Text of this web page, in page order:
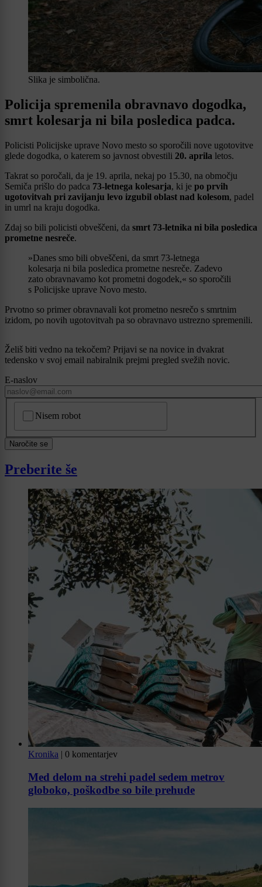
Slika je simbolična.
Policija spremenila obravnavo dogodka,
smrt kolesarja ni bila posledica padca.
Policisti Policijske uprave Novo mesto so sporočili nove ugotovitve
glede dogodka, o katerem so javnost obvestili 20. aprila letos.
Takrat so poročali, da je 19. aprila, nekaj po 15.30, na območju
Semiča prišlo do padca 73-letnega kolesarja, ki je po prvih
ugotovitvah pri zavijanju levo izgubil oblast nad kolesom, padel
in umrl na kraju dogodka.
Zdaj so bili policisti obveščeni, da smrt 73-letnika ni bila posledica
prometne nesreče.
»Danes smo bili obveščeni, da smrt 73-letnega
kolesarja ni bila posledica prometne nesreče. Zadevo
zato obravnavamo kot prometni dogodek,« so sporočili
s Policijske uprave Novo mesto.
Prvotno so primer obravnavali kot prometno nesrečo s smrtnim
izidom, po novih ugotovitvah pa so obravnavo ustrezno spremenili.
Želiš biti vedno na tekočem? Prijavi se na novice in dvakrat
tedensko v svoj email nabiralnik prejmi pregled svežih novic.
E-naslov
Nisem robot
Naročite se
Preberite še
Kronika | 0 komentarjev
Med delom na strehi padel sedem metrov
globoko, poškodbe so bile prehude